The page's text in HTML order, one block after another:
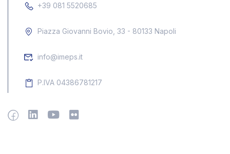
+39 081 5520685
Piazza Giovanni Bovio, 33 - 80133 Napoli
info@imeps.it
P.IVA 04386781217